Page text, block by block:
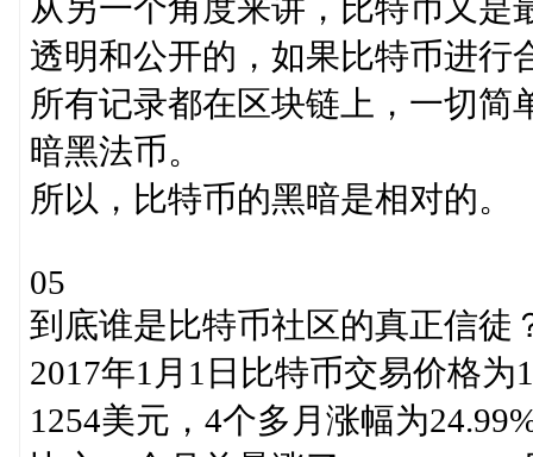
从另一个角度来讲，比特币又是
透明和公开的，如果比特币进行
所有记录都在区块链上，一切简
暗黑法币。
所以，比特币的黑暗是相对的。
05
到底谁是比特币社区的真正信徒
2017年1月1日比特币交易价格
1254美元，4个多月涨幅为